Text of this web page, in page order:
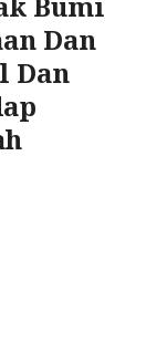
Dan
Dan